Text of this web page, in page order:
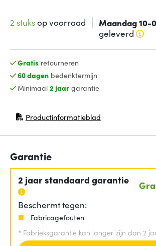
2 stuksop voorraad Maandag 10-
geleverd
Gratis retourneren
60 dagenbedenktermijn
Minimaal 2 jaargarantie
Productinformatieblad
(opent in nieuw venster)
Garantie
2 jaar standaard garantie
Beschermt tegen:
Fabricagefouten
* Fabrieksgarantie kan langer zijn dan 2